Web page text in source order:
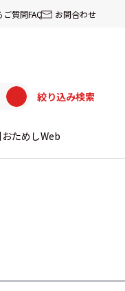
ご質問FAQ お問合わせ
絞り込み検索
おためしWeb